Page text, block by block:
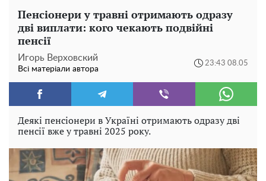
Пенсіонери у травні отримають одразу
дві виплати: кого чекають подвійні
пенсії
Игорь Верховский
Всі матеріали автора
23:43 08.05
Деякі пенсіонери в Україні отримають одразу дві
пенсії вже у травні 2025 року.